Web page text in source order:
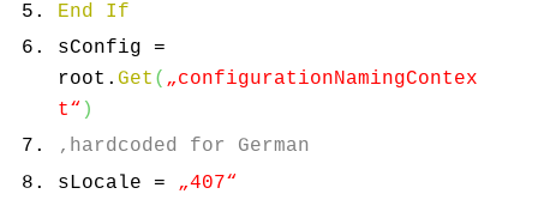
End
If
sConfig =
root.Get ( „configurationNamingContex
t“ )
‚hardcoded for German
sLocale = „407“